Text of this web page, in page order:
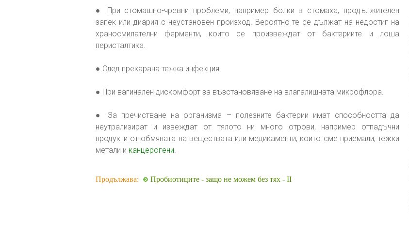
● При стомашно-чревни проблеми, например болки в стомаха, продължителен
запек или диария с неустановен произход. Вероятно те се дължат на недостиг на
храносмилателни ферменти, които се произвеждат от бактериите и лоша
перисталтика.
● След прекарана тежка инфекция.
● При вагинален дискомфорт за възстановяване на влагалищната микрофлора.
● За пречистване на организма – полезните бактерии имат способността да
неутрализират и извеждат от тялото ни много отрови, например отпадъчни
продукти от обмяната на веществата или медикаменти, които сме приемали, тежки
метали и канцерогени.
Продължава: Пробиотиците - защо не можем без тях - II